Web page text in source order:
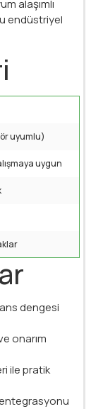
alaşımlı
endüstriyel
uyumlu)
uygun
dengesi
onarım
ile pratik